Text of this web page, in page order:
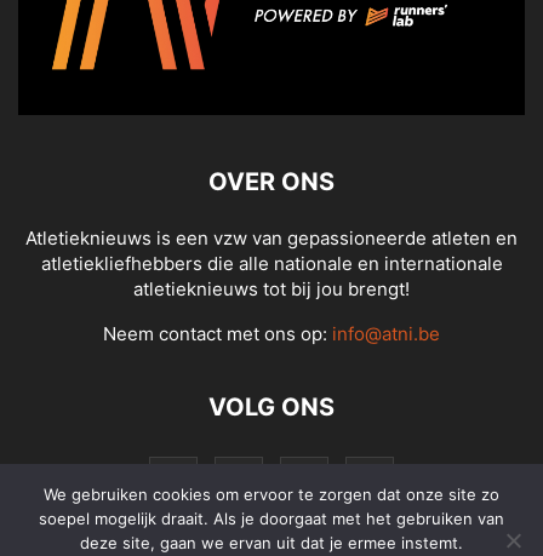
OVER ONS
Atletieknieuws is een vzw van gepassioneerde atleten en
atletiekliefhebbers die alle nationale en internationale
atletieknieuws tot bij jou brengt!
Neem contact met ons op: info@atni.be
VOLG ONS
We gebruiken cookies om ervoor te zorgen dat onze site zo
soepel mogelijk draait. Als je doorgaat met het gebruiken van
deze site, gaan we ervan uit dat je ermee instemt.